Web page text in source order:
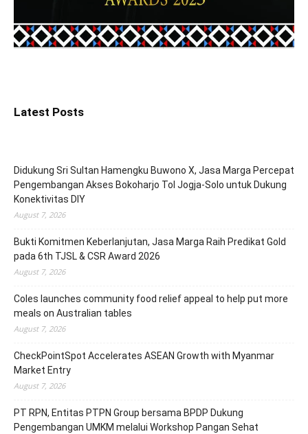
Latest Posts
Didukung Sri Sultan Hamengku Buwono X, Jasa Marga Percepat
Pengembangan Akses Bokoharjo Tol Jogja-Solo untuk Dukung
Konektivitas DIY
August 7, 2026
Bukti Komitmen Keberlanjutan, Jasa Marga Raih Predikat Gold
pada 6th TJSL & CSR Award 2026
August 7, 2026
Coles launches community food relief appeal to help put more
meals on Australian tables
August 7, 2026
CheckPointSpot Accelerates ASEAN Growth with Myanmar
Market Entry
August 7, 2026
PT RPN, Entitas PTPN Group bersama BPDP Dukung
Pengembangan UMKM melalui Workshop Pangan Sehat